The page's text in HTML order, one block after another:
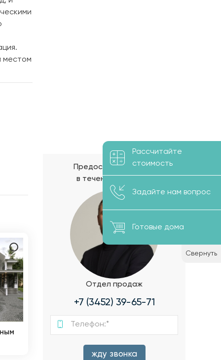
местом
Предоставим расчет
в течение 48 часов!
Отдел продаж
+7 (3452) 39-65-71
жду звонка
Рассчитайте
стоимость
Задайте нам вопрос
Готовые дома
Свернуть